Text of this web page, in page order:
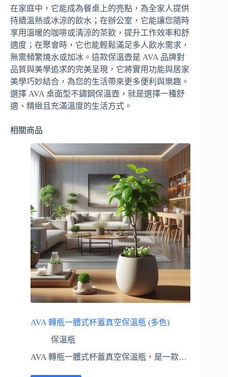
在家庭中，它能成為餐桌上的亮點，為全家人提供
持續溫熱或冰涼的飲水；在辦公室，它能讓您隨時
享用溫暖的咖啡或清涼的茶飲，提升工作效率和舒
適度；在聚會時，它也能輕鬆滿足多人飲水需求，
無需頻繁燒水或加冰。這款保溫壺是 AVA 品牌對
品質與美學追求的完美呈現，它將實用功能與居家
美學巧妙結合，為您的生活帶來更多便利與樂趣。
選擇 AVA 桌面型不鏽鋼保溫壺，就是選擇一種舒
適、精緻且充滿溫度的生活方式。
相關商品
AVA 轉瓶一體式杯蓋真空保溫瓶 (多色)
保溫瓶
AVA 轉瓶一體式杯蓋真空保溫瓶，是一款…